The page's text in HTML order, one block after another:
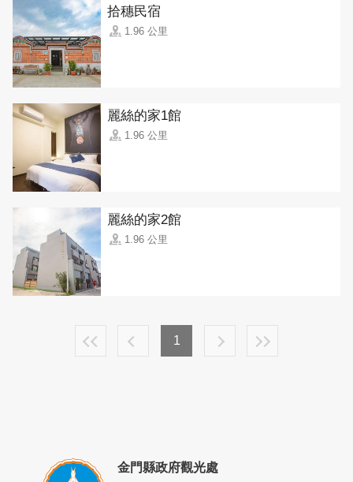
拾穗民宿
1.96 公里
麗絲的家1館
1.96 公里
麗絲的家2館
1.96 公里
1
金門縣政府觀光處